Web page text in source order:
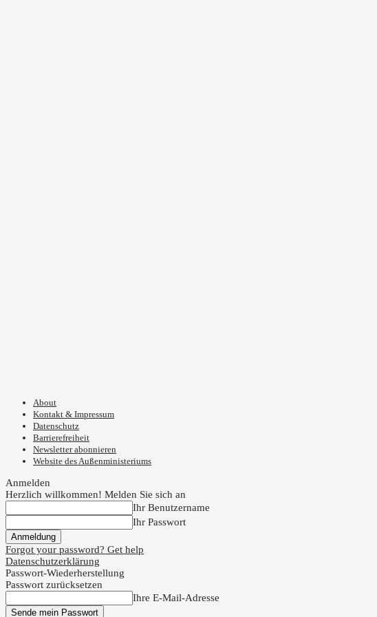
About
Kontakt & Impressum
Datenschutz
Barrierefreiheit
Newsletter abonnieren
Website des Außenministeriums
Anmelden
Herzlich willkommen! Melden Sie sich an
Ihr Benutzername
Ihr Passwort
Forgot your password? Get help
Datenschutzerklärung
Passwort-Wiederherstellung
Passwort zurücksetzen
Ihre E-Mail-Adresse